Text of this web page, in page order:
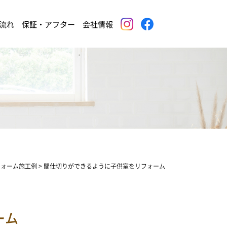
れ 保証・アフター 会社情報
ーム施工例 > 間仕切りができるように子供室をリフォーム
ム